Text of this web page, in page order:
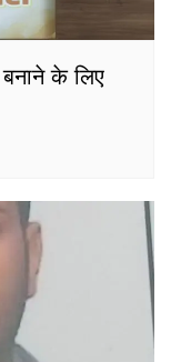
बनाने के लिए